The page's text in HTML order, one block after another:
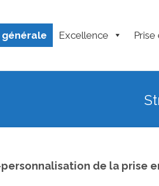
Excellence
de la prise